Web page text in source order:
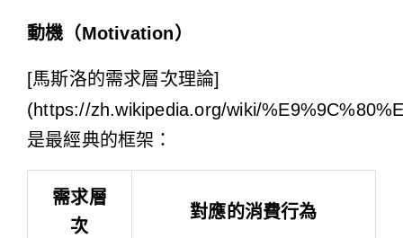
動機（Motivation）
[馬斯洛的需求層次理論]
(https://zh.wikipedia.org/wiki/
是最經典的框架：
需求層
次
對應的消費行為